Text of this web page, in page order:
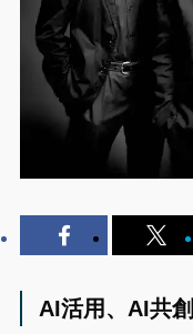
AI活用、AI共